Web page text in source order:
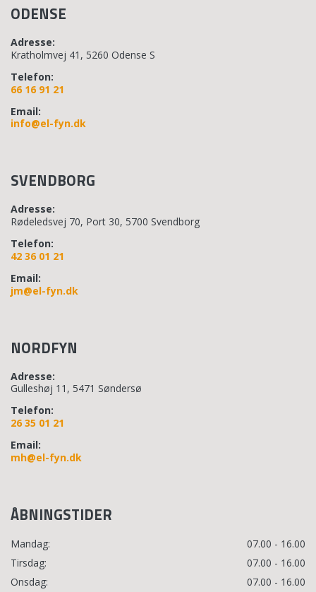
ODENSE
Adresse:
Kratholmvej 41, 5260 Odense S
Telefon:
66 16 91 21
Email:
info@el-fyn.dk
SVENDBORG
Adresse:
Rødeledsvej 70, Port 30, 5700 Svendborg
Telefon:
42 36 01 21
Email:
jm@el-fyn.dk
NORDFYN
Adresse:
Gulleshøj 11, 5471 Søndersø
Telefon:
26 35 01 21
Email:
mh@el-fyn.dk
ÅBNINGSTIDER
Mandag:
07.00 - 16.00
Tirsdag:
07.00 - 16.00
Onsdag:
07.00 - 16.00